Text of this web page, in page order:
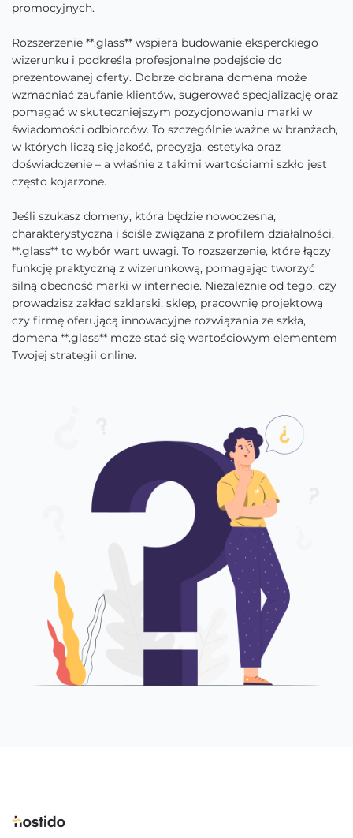
promocyjnych.
Rozszerzenie **.glass** wspiera budowanie eksperckiego
wizerunku i podkreśla profesjonalne podejście do
prezentowanej oferty. Dobrze dobrana domena może
wzmacniać zaufanie klientów, sugerować specjalizację oraz
pomagać w skuteczniejszym pozycjonowaniu marki w
świadomości odbiorców. To szczególnie ważne w branżach,
w których liczą się jakość, precyzja, estetyka oraz
doświadczenie – a właśnie z takimi wartościami szkło jest
często kojarzone.
Jeśli szukasz domeny, która będzie nowoczesna,
charakterystyczna i ściśle związana z profilem działalności,
**.glass** to wybór wart uwagi. To rozszerzenie, które łączy
funkcję praktyczną z wizerunkową, pomagając tworzyć
silną obecność marki w internecie. Niezależnie od tego, czy
prowadzisz zakład szklarski, sklep, pracownię projektową
czy firmę oferującą innowacyjne rozwiązania ze szkła,
domena **.glass** może stać się wartościowym elementem
Twojej strategii online.